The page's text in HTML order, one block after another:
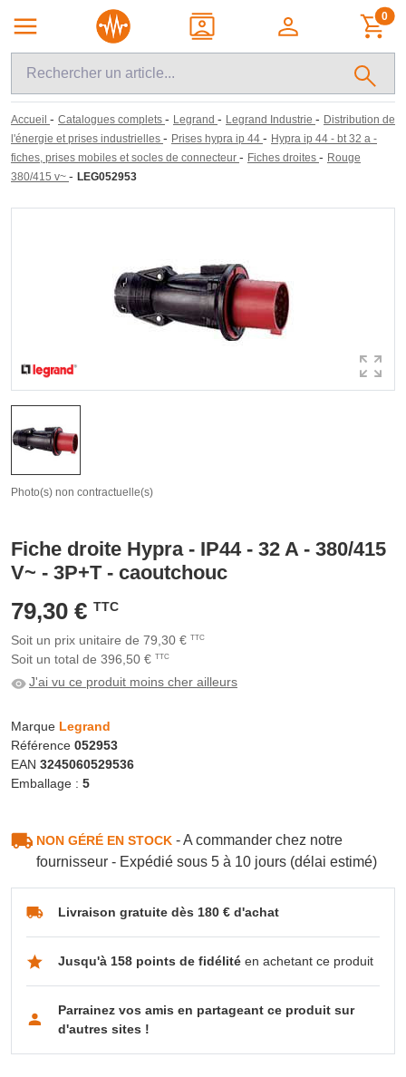
0
Accueil - Catalogues complets - Legrand - Legrand Industrie - Distribution de
l'énergie et prises industrielles - Prises hypra ip 44 - Hypra ip 44 - bt 32 a -
fiches, prises mobiles et socles de connecteur - Fiches droites - Rouge
380/415 v~ - LEG052953
Photo(s) non contractuelle(s)
Fiche droite Hypra - IP44 - 32 A - 380/415
V~ - 3P+T - caoutchouc
79,30 € TTC
Soit un prix unitaire de 79,30 € TTC
Soit un total de 396,50 € TTC
J'ai vu ce produit moins cher ailleurs
Marque Legrand
Référence 052953
EAN 3245060529536
Emballage : 5
NON GÉRÉ EN STOCK- A commander chez notre
fournisseur - Expédié sous 5 à 10 jours (délai estimé)
Livraison gratuite dès 180 € d'achat
Jusqu'à 158 points de fidélitéen achetant ce produit
Parrainez vos amis en partageant ce produit sur
d'autres sites !